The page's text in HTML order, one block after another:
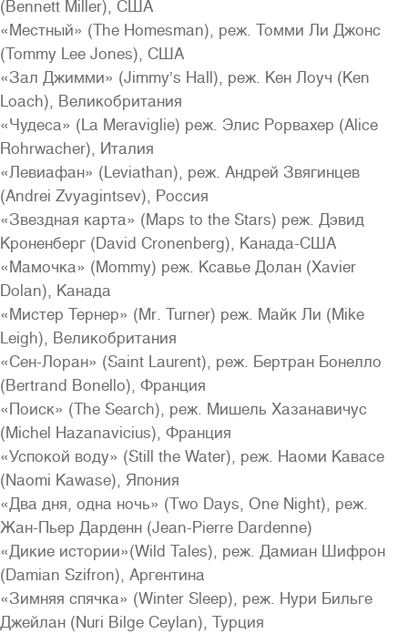
(Bennett Miller), США
«Местный» (The Homesman), реж. Томми Ли Джонс
(Tommy Lee Jones), США
«Зал Джимми» (Jimmy’s Hall), реж. Кен Лоуч (Ken
Loach), Великобритания
«Чудеса» (La Meraviglie) реж. Элис Рорвахер (Alice
Rohrwacher), Италия
«Левиафан» (Leviathan), реж. Андрей Звягинцев
(Andrei Zvyagintsev), Россия
«Звездная карта» (Maps to the Stars) реж. Дэвид
Кроненберг (David Cronenberg), Канада-США
«Мамочка» (Mommy) реж. Ксавье Долан (Xavier
Dolan), Канада
«Мистер Тернер» (Mr. Turner) реж. Майк Ли (Mike
Leigh), Великобритания
«Сен-Лоран» (Saint Laurent), реж. Бертран Бонелло
(Bertrand Bonello), Франция
«Поиск» (The Search), реж. Мишель Хазанавичус
(Michel Hazanavicius), Франция
«Успокой воду» (Still the Water), реж. Наоми Кавасе
(Naomi Kawase), Япония
«Два дня, одна ночь» (Two Days, One Night), реж.
Жан-Пьер Дарденн (Jean-Pierre Dardenne)
«Дикие истории»(Wild Tales), реж. Дамиан Шифрон
(Damian Szifron), Аргентина
«Зимняя спячка» (Winter Sleep), реж. Нури Бильге
Джейлан (Nuri Bilge Ceylan), Турция